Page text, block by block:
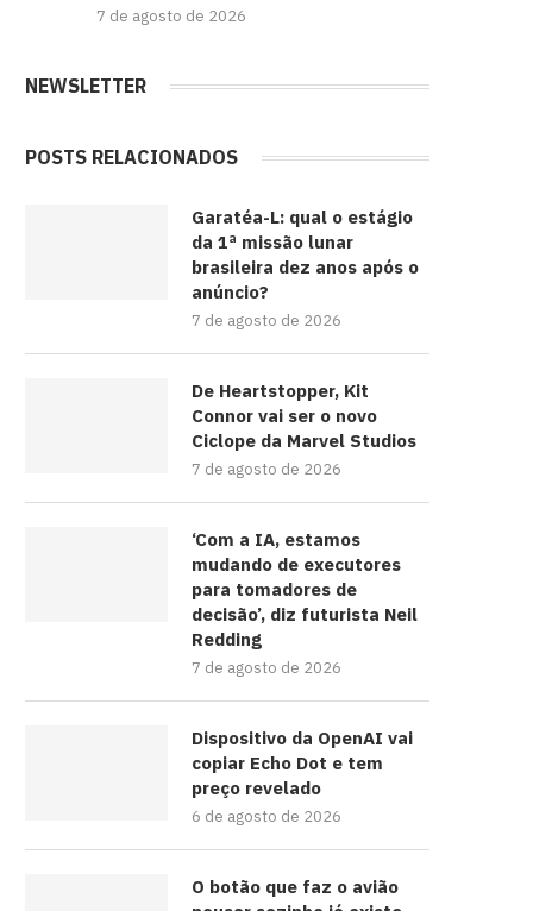
7 de agosto de 2026
NEWSLETTER
POSTS RELACIONADOS
Garatéa-L: qual o estágio
da 1ª missão lunar
brasileira dez anos após o
anúncio?
7 de agosto de 2026
De Heartstopper, Kit
Connor vai ser o novo
Ciclope da Marvel Studios
7 de agosto de 2026
‘Com a IA, estamos
mudando de executores
para tomadores de
decisão’, diz futurista Neil
Redding
7 de agosto de 2026
Dispositivo da OpenAI vai
copiar Echo Dot e tem
preço revelado
6 de agosto de 2026
O botão que faz o avião